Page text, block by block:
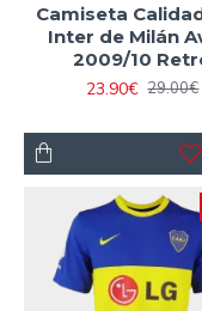
Camiseta
Inter de Milán
2009/10
23.90€ 29.00€